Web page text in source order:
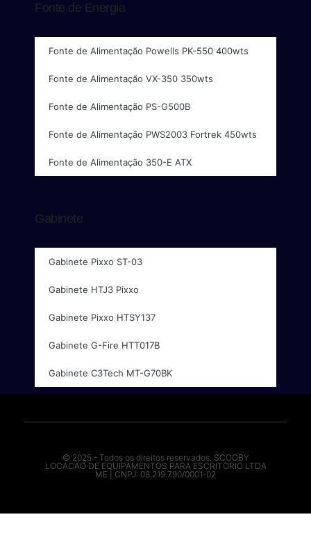
Fonte de Energia
Fonte de Alimentação Powells PK-550 400wts
Fonte de Alimentação VX-350 350wts
Fonte de Alimentação PS-G500B
Fonte de Alimentação PWS2003 Fortrek 450wts
Fonte de Alimentação 350-E ATX
Gabinete
Gabinete Pixxo ST-03
Gabinete HTJ3 Pixxo
Gabinete Pixxo HTSY137
Gabinete G-Fire HTT017B
Gabinete C3Tech MT-G70BK
© 2025 - Todos os direitos reservados. SCOOBY
LOCACAO DE EQUIPAMENTOS PARA ESCRITORIO LTDA
ME | CNPJ: 08.219.790/0001-02